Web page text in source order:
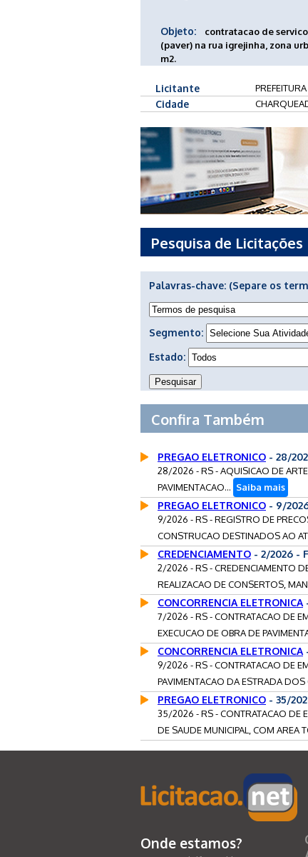
Objeto:
contratacao de
(paver) na rua igrejinha, zona
m2.
Licitante
Cidade
Pesquisa de Licitações
Palavras-chave: (Separe os
Segmento:
Estado:
Confira Também
PREGAO ELETRONICO - 28/
28/2026 - RS - AQUISICAO DE
PAVIMENTACAO... Saiba mais
PREGAO ELETRONICO - 9/
9/2026 - RS - REGISTRO DE
CONSTRUCAO DESTINADOS AO
CREDENCIAMENTO - 2/2026 -
2/2026 - RS - CREDENCIAMENTO
REALIZACAO DE CONSERTOS,
CONCORRENCIA ELETRONICA
7/2026 - RS - CONTRATACAO DE
EXECUCAO DE OBRA DE
CONCORRENCIA ELETRONICA
9/2026 - RS - CONTRATACAO DE
PAVIMENTACAO DA ESTRADA
PREGAO ELETRONICO - 35/
35/2026 - RS - CONTRATACAO DE
DE SAUDE MUNICIPAL, COM AREA
Onde estamos?